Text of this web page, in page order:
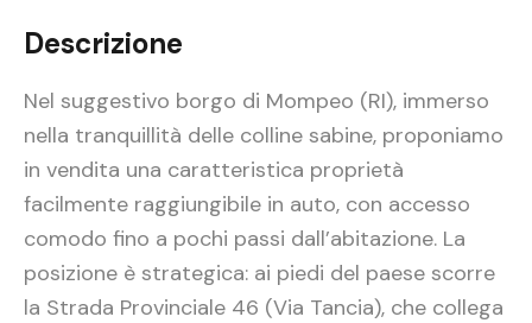
Descrizione
Nel suggestivo borgo di Mompeo (RI), immerso
nella tranquillità delle colline sabine, proponiamo
in vendita una caratteristica proprietà
facilmente raggiungibile in auto, con accesso
comodo fino a pochi passi dall’abitazione. La
posizione è strategica: ai piedi del paese scorre
la Strada Provinciale 46 (Via Tancia), che collega